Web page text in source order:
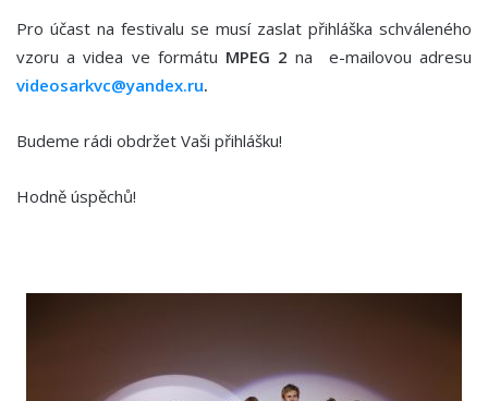
Pro účast na festivalu se musí zaslat přihláška schváleného
vzoru a videa ve formátu MPEG 2 na e-mailovou adresu
videosarkvc@yandex.ru.
Budeme rádi obdržet Vaši přihlášku!
Hodně úspěchů!